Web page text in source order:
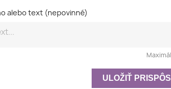
alebo text (nepovinné)
ULOŽIŤ